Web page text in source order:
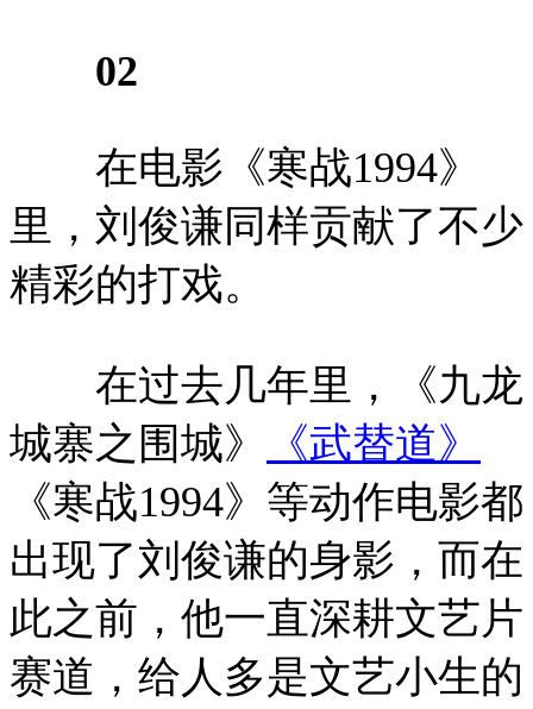
02
在电影《寒战1994》
里，刘俊谦同样贡献了不少
精彩的打戏。
在过去几年里，《九龙
城寨之围城》
《武替道》
《寒战1994》等动作电影都
出现了刘俊谦的身影，而在
此之前，他一直深耕文艺片
赛道，给人多是文艺小生的